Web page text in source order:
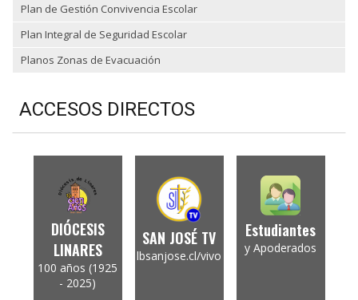
Plan de Gestión Convivencia Escolar
Plan Integral de Seguridad Escolar
Planos Zonas de Evacuación
ACCESOS DIRECTOS
DIÓCESIS
LINARES
100 años (1925
- 2025)
SAN JOSÉ TV
lbsanjose.cl/vivo
Estudiantes
y Apoderados